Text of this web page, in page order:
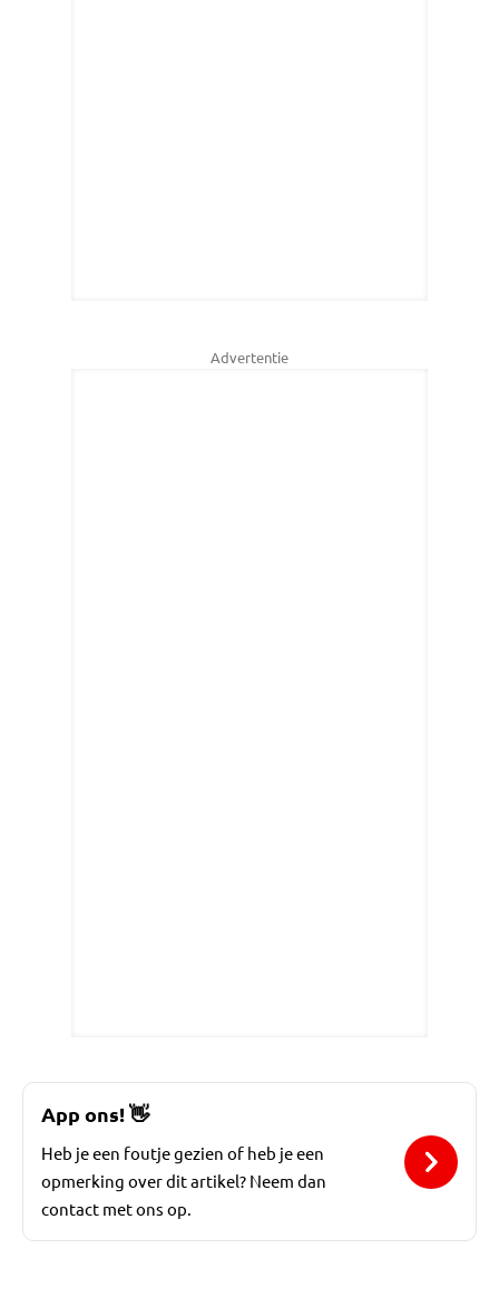
Advertentie
App ons!👋
Heb je een foutje gezien of heb je een
opmerking over dit artikel? Neem dan
contact met ons op.